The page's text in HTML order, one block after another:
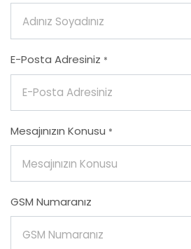
E-Posta Adresiniz *
Mesajınızın Konusu *
GSM Numaranız